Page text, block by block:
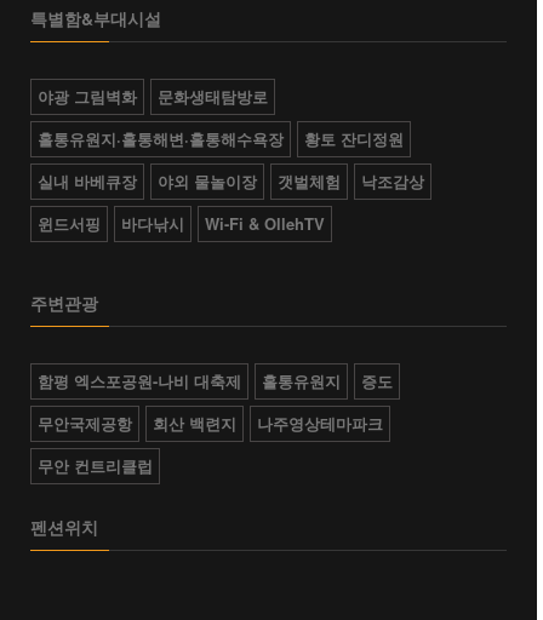
특별함&부대시설
야광 그림벽화
문화생태탐방로
홀통유원지·홀통해변·홀통해수욕장
황토 잔디정원
실내 바베큐장
야외 물놀이장 갯벌체험
낙조감상
윈드서핑
바다낚시 Wi-Fi & OllehTV
주변관광
함평 엑스포공원-나비 대축제 홀통유원지
증도
무안국제공항
회산 백련지
나주영상테마파크
무안 컨트리클럽
펜션위치